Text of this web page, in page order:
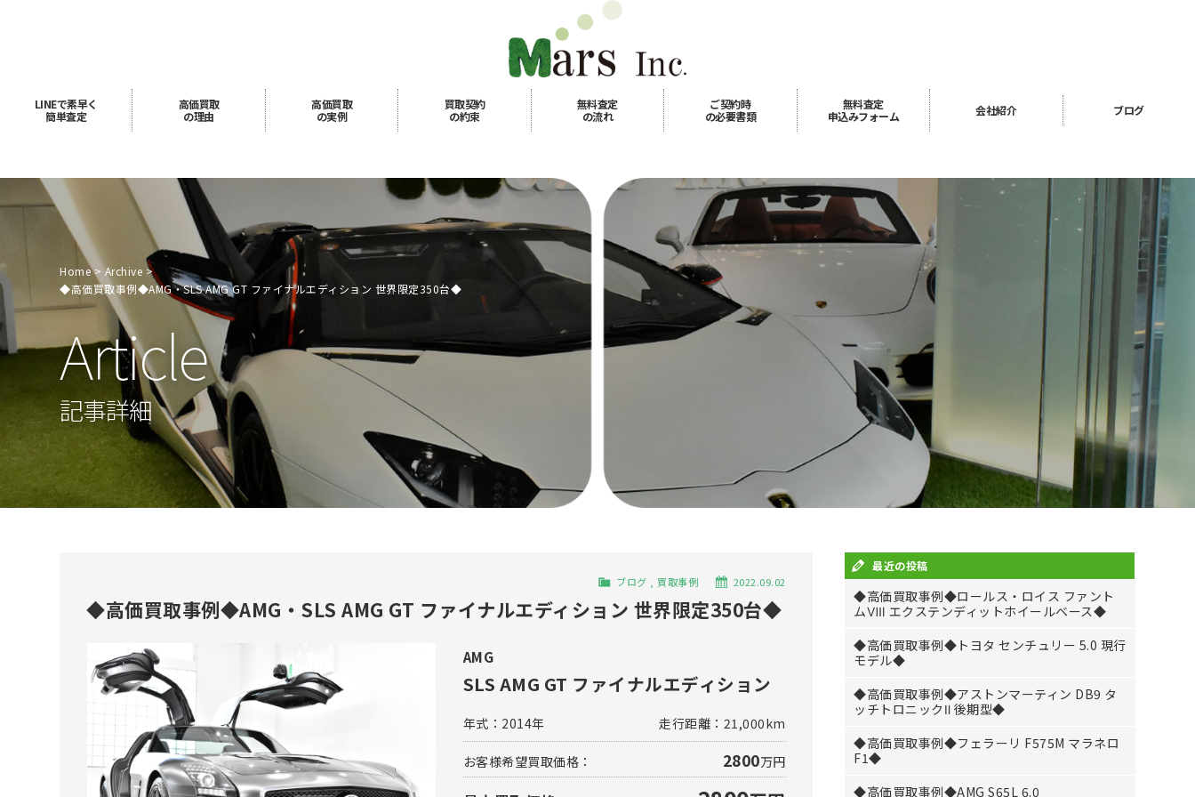
LINEで素早く
簡単査定
高価買取
の理由
高価買取
の実例
買取契約
の約束
無料査定
の流れ
ご契約時
の必要書類
無料査定
申込みフォーム 会社紹介 ブログ
Home
Archive
◆高価買取事例◆AMG・SLS AMG GT ファイナルエディション 世界限定350台◆
Article
記事詳細
2022.09.02
ブログ 買取事例
◆高価買取事例◆AMG・SLS AMG GT ファイナルエディション 世界限定350台◆
AMG
SLS AMG GT ファイナルエディション
年式： 2014年 走行距離： 21,000km
お客様希望買取価格： 2800万円
最近の投稿
◆高価買取事例◆ロールス・ロイス ファント
ムⅧ エクステンディットホイールベース◆
◆高価買取事例◆トヨタ センチュリー 5.0 現行
モデル◆
◆高価買取事例◆アストンマーティン DB9 タ
ッチトロニックⅡ 後期型◆
◆高価買取事例◆フェラーリ F575M マラネロ
F1◆
◆高価買取事例◆AMG S65L 6.0